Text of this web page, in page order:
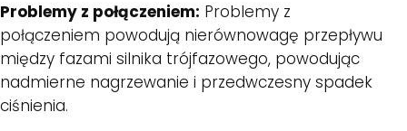
Problemy z połączeniem: Problemy z
połączeniem powodują nierównowagę przepływu
między fazami silnika trójfazowego, powodując
nadmierne nagrzewanie i przedwczesny spadek
ciśnienia.